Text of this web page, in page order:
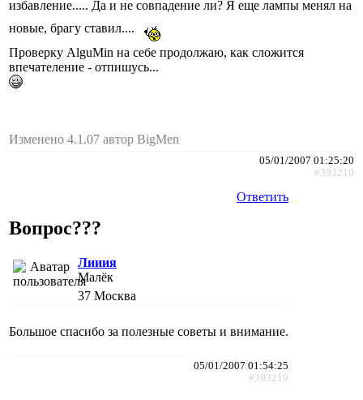
избавление..... Да и не совпадение ли? Я еще лампы менял на
новые, брагу ставил....
Проверку AlguMin на себе продолжаю, как сложится
впечателение - отпишусь...
Изменено 4.1.07 автор BigMen
05/01/2007 01:25:20
#393210
Ответить
Вопрос???
Лииия
Малёк
37 Москва
Большое спасибо за полезные советы и внимание.
05/01/2007 01:54:25
#393219